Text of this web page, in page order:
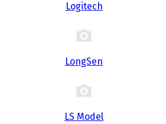
Logitech
LongSen
LS Model